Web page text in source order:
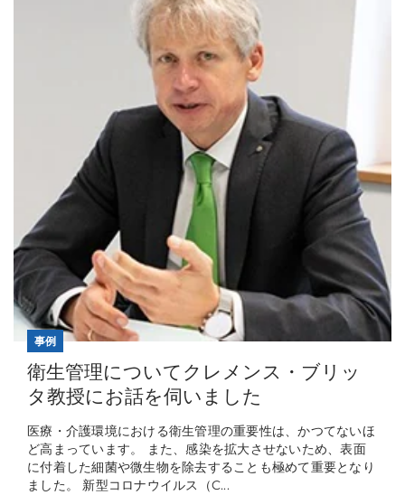
事例
衛生管理についてクレメンス・ブリッ
タ教授にお話を伺いました
医療・介護環境における衛生管理の重要性は、かつてないほ
ど高まっています。 また、感染を拡大させないため、表面
に付着した細菌や微生物を除去することも極めて重要となり
ました。 新型コロナウイルス（C...